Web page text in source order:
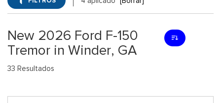
New 2026 Ford F-150
Tremor in Winder, GA
33 Resultados